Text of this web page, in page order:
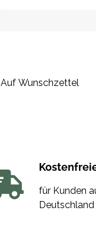
Auf Wunschzettel
für Kunden
Deutschland